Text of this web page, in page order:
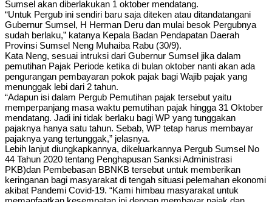
Sumsel akan diberlakukan 1 oktober mendatang.
“Untuk Pergub ini sendiri baru saja diteken atau ditandatangani
Gubernur Sumsel, H Herman Deru dan mulai besok Pergubnya
sudah berlaku,” katanya Kepala Badan Pendapatan Daerah
Provinsi Sumsel Neng Muhaiba Rabu (30/9).
Kata Neng, sesuai intruksi dari Gubernur Sumsel jika dalam
pemutihan Pajak Periode ketika di bulan oktober nanti akan ada
pengurangan pembayaran pokok pajak bagi Wajib pajak yang
menunggak lebi dari 2 tahun.
“Adapun isi dalam Pergub Pemutihan pajak tersebut yaitu
memperpanjang masa waktu pemutihan pajak hingga 31 Oktober
mendatang. Jadi ini tidak berlaku bagi WP yang tunggakan
pajaknya hanya satu tahun. Sebab, WP tetap harus membayar
pajaknya yang tertunggak,” jelasnya.
Lebih lanjut diungkapkannya, dikeluarkannya Pergub Sumsel No
44 Tahun 2020 tentang Penghapusan Sanksi Administrasi
PKB)dan Pembebasan BBNKB tersebut untuk memberikan
keringanan bagi masyarakat di tengah situasi pelemahan ekonomi
akibat Pandemi Covid-19. “Kami himbau masyarakat untuk